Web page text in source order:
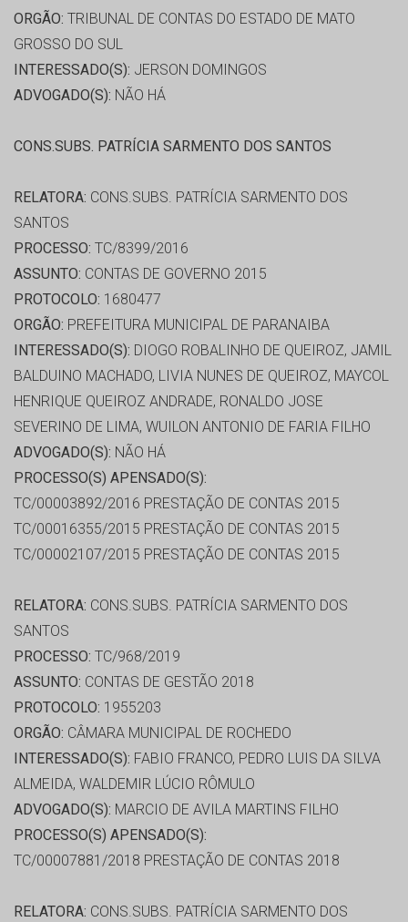
ORGÃO: TRIBUNAL DE CONTAS DO ESTADO DE MATO
GROSSO DO SUL
INTERESSADO(S): JERSON DOMINGOS
ADVOGADO(S): NÃO HÁ
CONS.SUBS. PATRÍCIA SARMENTO DOS SANTOS
RELATORA: CONS.SUBS. PATRÍCIA SARMENTO DOS
SANTOS
PROCESSO: TC/8399/2016
ASSUNTO: CONTAS DE GOVERNO 2015
PROTOCOLO: 1680477
ORGÃO: PREFEITURA MUNICIPAL DE PARANAIBA
INTERESSADO(S): DIOGO ROBALINHO DE QUEIROZ, JAMIL
BALDUINO MACHADO, LIVIA NUNES DE QUEIROZ, MAYCOL
HENRIQUE QUEIROZ ANDRADE, RONALDO JOSE
SEVERINO DE LIMA, WUILON ANTONIO DE FARIA FILHO
ADVOGADO(S): NÃO HÁ
PROCESSO(S) APENSADO(S):
TC/00003892/2016 PRESTAÇÃO DE CONTAS 2015
TC/00016355/2015 PRESTAÇÃO DE CONTAS 2015
TC/00002107/2015 PRESTAÇÃO DE CONTAS 2015
RELATORA: CONS.SUBS. PATRÍCIA SARMENTO DOS
SANTOS
PROCESSO: TC/968/2019
ASSUNTO: CONTAS DE GESTÃO 2018
PROTOCOLO: 1955203
ORGÃO: CÂMARA MUNICIPAL DE ROCHEDO
INTERESSADO(S): FABIO FRANCO, PEDRO LUIS DA SILVA
ALMEIDA, WALDEMIR LÚCIO RÔMULO
ADVOGADO(S): MARCIO DE AVILA MARTINS FILHO
PROCESSO(S) APENSADO(S):
TC/00007881/2018 PRESTAÇÃO DE CONTAS 2018
RELATORA: CONS.SUBS. PATRÍCIA SARMENTO DOS